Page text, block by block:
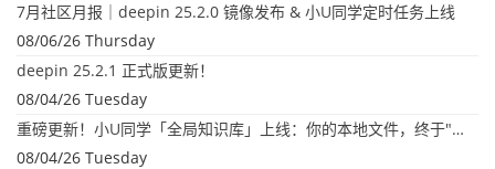
7月社区月报｜deepin 25.2.0 镜像发布 & 小U同学定时任务上线
08/06/26 Thursday
deepin 25.2.1 正式版更新！
08/04/26 Tuesday
重磅更新！小U同学「全局知识库」上线：你的本地文件，终于"活"起来了
08/04/26 Tuesday